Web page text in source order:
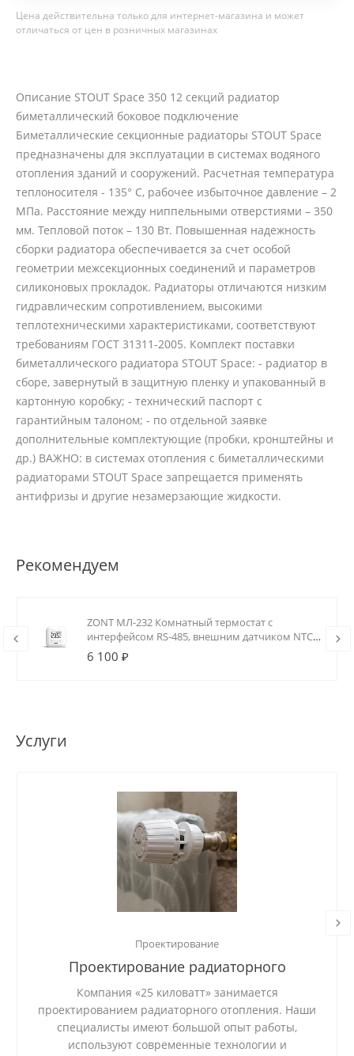
Цена действительна только для интернет-магазина и может
отличаться от цен в розничных магазинах
Описание STOUT Space 350 12 секций радиатор
биметаллический боковое подключение
Биметаллические секционные радиаторы STOUT Space
предназначены для эксплуатации в системах водяного
отопления зданий и сооружений. Расчетная температура
теплоносителя - 135° С, рабочее избыточное давление – 2
МПа. Расстояние между ниппельными отверстиями – 350
мм. Тепловой поток – 130 Вт. Повышенная надежность
сборки радиатора обеспечивается за счет особой
геометрии межсекционных соединений и параметров
силиконовых прокладок. Радиаторы отличаются низким
гидравлическим сопротивлением, высокими
теплотехническими характеристиками, соответствуют
требованиям ГОСТ 31311-2005. Комплект поставки
биметаллического радиатора STOUT Space: - радиатор в
сборе, завернутый в защитную пленку и упакованный в
картонную коробку; - технический паспорт с
гарантийным талоном; - по отдельной заявке
дополнительные комплектующие (пробки, кронштейны и
др.) ВАЖНО: в системах отопления с биметаллическими
радиаторами STOUT Space запрещается применять
антифризы и другие незамерзающие жидкости.
Рекомендуем
ZONT МЛ-232 Комнатный термостат с
интерфейсом RS-485, внешним датчиком NTC
и реле (0.5А)
6 100 ₽
Услуги
Проектирование
Проектирование радиаторного
отопления
Компания «25 киловатт» занимается
проектированием радиаторного отопления. Наши
специалисты имеют большой опыт работы,
используют современные технологии и